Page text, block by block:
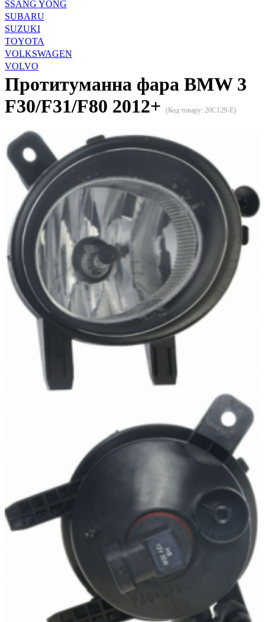
SSANG YONG
SUBARU
SUZUKI
TOYOTA
VOLKSWAGEN
VOLVO
Протитуманна фара BMW 3
F30/F31/F80 2012+
(Код товару: 20C129-E)